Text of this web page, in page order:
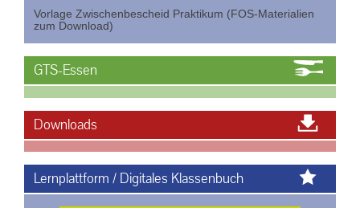
Vorlage Zwischenbescheid Praktikum (FOS-Materialien
zum Download)
GTS-Essen
Downloads
Lernplattform / Digitales Klassenbuch